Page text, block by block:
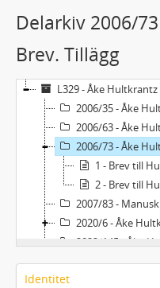
Delarkiv 2006/
Brev. Tillägg
L329 - Åke
2006/35 - Åke
2006/63 - Åke
2006/73 - Åke
1 - Brev till
2 - Brev till
2007/83 -
2020/6 - Åke
2022/145 - Åke
Identitet